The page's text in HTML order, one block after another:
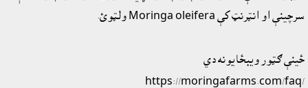
سرچينې او انټرنټ کې Moringa oleifera ولټوئ.
ځينې ګټور ويبځايونه دي
https://moringafarms.com/faq/